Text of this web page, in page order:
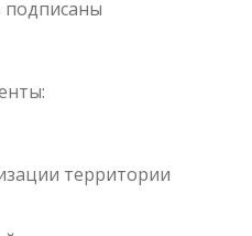
подписаны
территории